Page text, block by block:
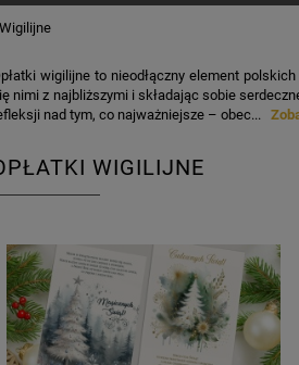
wigilijne to nieodłączny element
nimi z najbliższymi i składając sobie
nad tym, co najważniejsze – obec...
WIGILIJNE